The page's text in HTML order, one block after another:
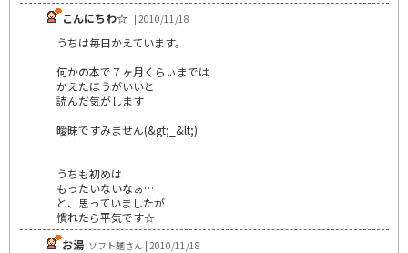
こんにちわ☆ | 2010/11/18
うちは毎日かえています。
何かの本で７ヶ月くらぃまでは
かえたほうがいいと
読んだ気がします
曖昧ですみません(&gt;_&lt;)
うちも初めは
もったいないなぁ…
と、思っていましたが
慣れたら平気です☆
お湯 ソフト麺さん | 2010/11/18